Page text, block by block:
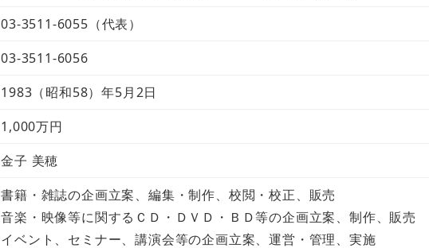
03-3511-6055（代表）
03-3511-6056
1983（昭和58）年5月2日
1,000万円
金子 美穂
書籍・雑誌の企画立案、編集・制作、校閲・校正、販売
音楽・映像等に関するＣＤ・ＤＶＤ・ＢＤ等の企画立案、制作、販売
イベント、セミナー、講演会等の企画立案、運営・管理、実施